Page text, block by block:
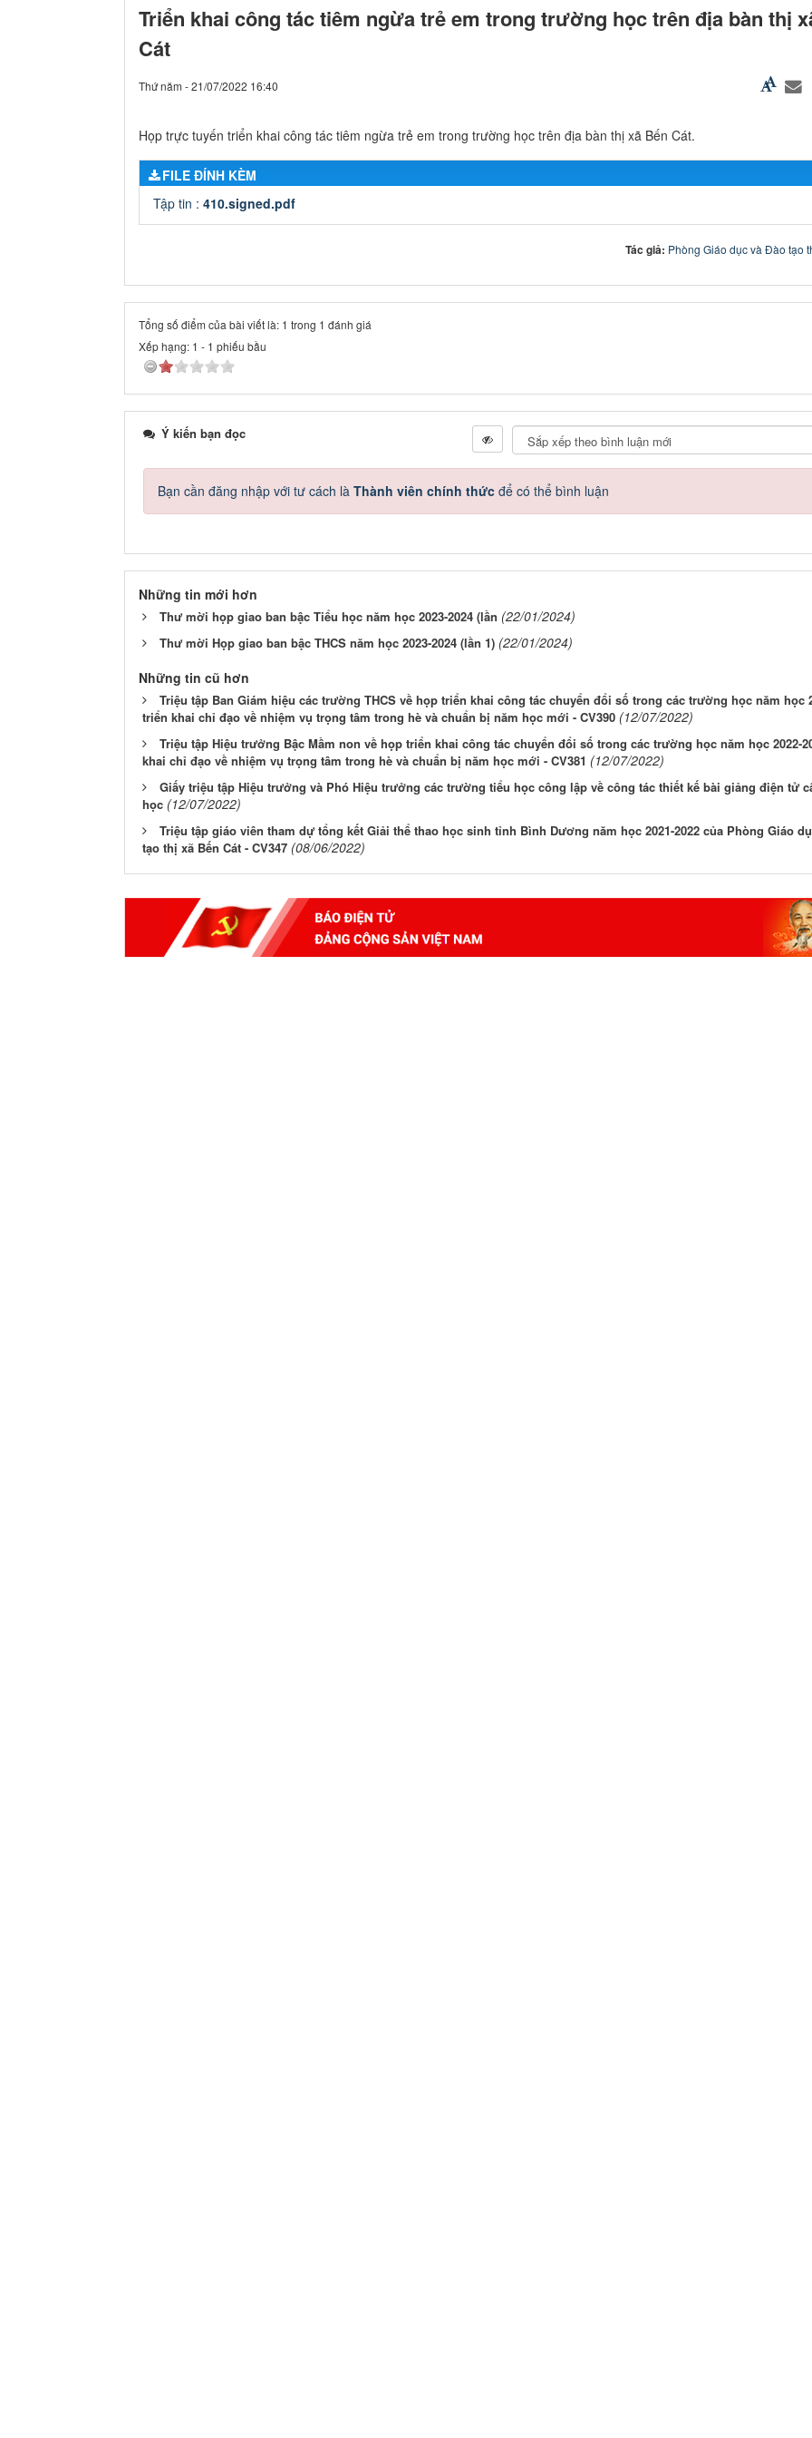
Triển khai công tác tiêm ngừa trẻ em trong trường học trên địa bàn thị
Cát
Thứ năm - 21/07/2022 16:40
Họp trực tuyến triển khai công tác tiêm ngừa trẻ em trong trường học trên địa bàn thị xã Bến Cát.
FILE ĐÍNH KÈM
Tập tin : 410.signed.pdf
Tác giả: Phòng Giáo dục và Đào tạo
Tổng số điểm của bài viết là: 1 trong 1 đánh giá
Xếp hạng: 1 - 1 phiếu bầu
Ý kiến bạn đọc
Bạn cần đăng nhập với tư cách là Thành viên chính thức để có thể bình luận
Những tin mới hơn
Thư mời họp giao ban bậc Tiểu học năm học 2023-2024 (lần (22/01/2024)
Thư mời Họp giao ban bậc THCS năm học 2023-2024 (lần 1) (22/01/2024)
Những tin cũ hơn
Triệu tập Ban Giám hiệu các trường THCS về họp triển khai công tác chuyển đổi số trong các trường học năm học
triển khai chỉ đạo về nhiệm vụ trọng tâm trong hè và chuẩn bị năm học mới - CV390 (12/07/2022)
Triệu tập Hiệu trưởng Bậc Mầm non về họp triển khai công tác chuyển đổi số trong các trường học năm học 2022-
khai chỉ đạo về nhiệm vụ trọng tâm trong hè và chuẩn bị năm học mới - CV381 (12/07/2022)
Giấy triệu tập Hiệu trưởng và Phó Hiệu trưởng các trường tiểu học công lập về công tác thiết kế bài giảng điện tử
học (12/07/2022)
Triệu tập giáo viên tham dự tổng kết Giải thể thao học sinh tỉnh Bình Dương năm học 2021-2022 của Phòng Giáo
tạo thị xã Bến Cát - CV347 (08/06/2022)